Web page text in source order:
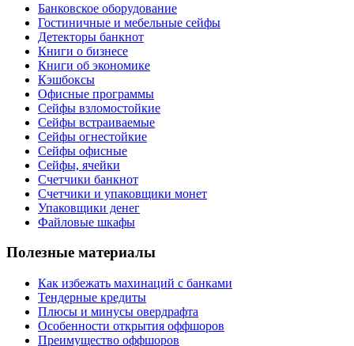
Банковское оборудование
Гостиничные и мебельные сейфы
Детекторы банкнот
Книги о бизнесе
Книги об экономике
Кэшбоксы
Офисные программы
Сейфы взломостойкие
Сейфы встраиваемые
Сейфы огнестойкие
Сейфы офисные
Сейфы, ячейки
Счетчики банкнот
Счетчики и упаковщики монет
Упаковщики денег
Файловые шкафы
Полезные материалы
Как избежать махинаций с банками
Тендерные кредиты
Плюсы и минусы овердрафта
Особенности открытия оффшоров
Преимущество оффшоров